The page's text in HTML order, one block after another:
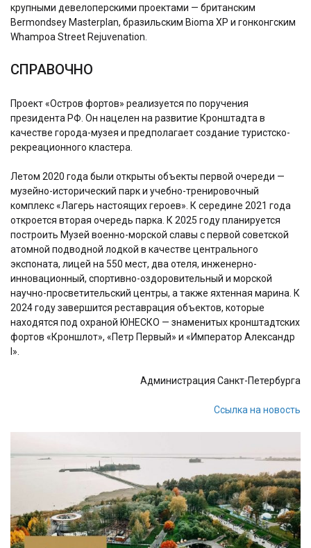
крупными девелоперскими проектами — британским
Bermondsey Masterplan, бразильским Bioma XP и гонконгским
Whampoa Street Rejuvenation.
CПРАВОЧНО
Проект «Остров фортов» реализуется по поручения
президента РФ. Он нацелен на развитие Кронштадта в
качестве города-музея и предполагает создание туристско-
рекреационного кластера.
Летом 2020 года были открыты объекты первой очереди —
музейно-исторический парк и учебно-тренировочный
комплекс «Лагерь настоящих героев». К середине 2021 года
откроется вторая очередь парка. К 2025 году планируется
построить Музей военно-морской славы с первой советской
атомной подводной лодкой в качестве центрального
экспоната, лицей на 550 мест, два отеля, инженерно-
инновационный, спортивно-оздоровительный и морской
научно-просветительский центры, а также яхтенная марина. К
2024 году завершится реставрация объектов, которые
находятся под охраной ЮНЕСКО — знаменитых кронштадтских
фортов «Кроншлот», «Петр Первый» и «Император Александр
I».
Администрация Санкт-Петербурга
Ссылка на новость